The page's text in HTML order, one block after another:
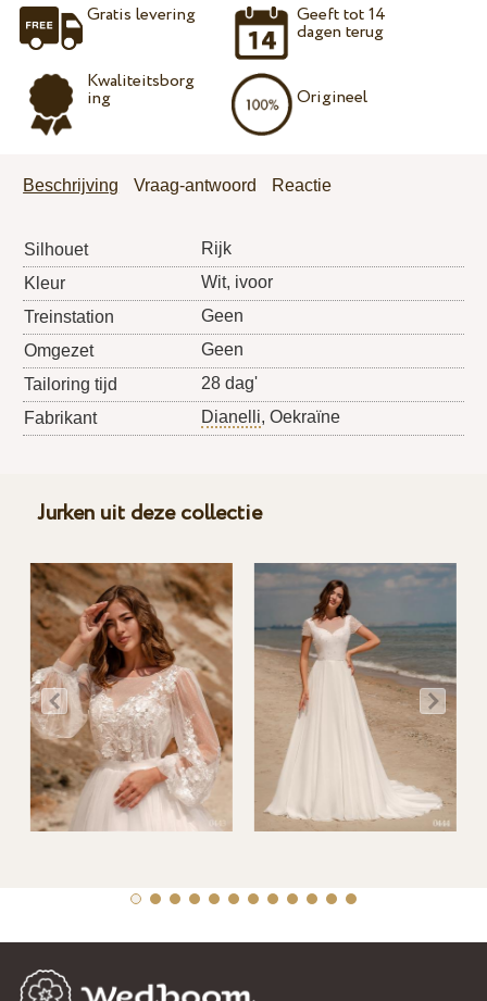
Gratis levering
Kwaliteitsborg
ing
Geeft tot 14
dagen terug
Origineel
Beschrijving Vraag-antwoord Reactie
Silhouet
Rijk
Kleur
Wit, ivoor
Treinstation
Geen
Omgezet
Geen
Tailoring tijd
28 dag'
Fabrikant
Dianelli, Oekraïne
Jurken uit deze collectie